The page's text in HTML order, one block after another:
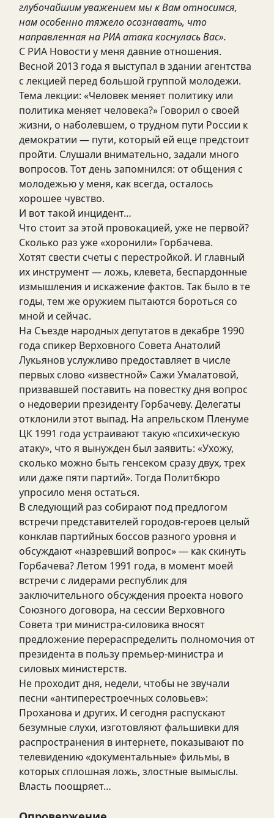
глубочайшим уважением мы к Вам относимся,
нам особенно тяжело осознавать, что
направленная на РИА атака коснулась Вас».
С РИА Новости у меня давние отношения.
Весной 2013 года я выступал в здании агентства
с лекцией перед большой группой молодежи.
Тема лекции: «Человек меняет политику или
политика меняет человека?» Говорил о своей
жизни, о наболевшем, о трудном пути России к
демократии — пути, который ей еще предстоит
пройти. Слушали внимательно, задали много
вопросов. Тот день запомнился: от общения с
молодежью у меня, как всегда, осталось
хорошее чувство.
И вот такой инцидент…
Что стоит за этой провокацией, уже не первой?
Сколько раз уже «хоронили» Горбачева.
Хотят свести счеты с перестройкой. И главный
их инструмент — ложь, клевета, беспардонные
измышления и искажение фактов. Так было в те
годы, тем же оружием пытаются бороться со
мной и сейчас.
На Съезде народных депутатов в декабре 1990
года спикер Верховного Совета Анатолий
Лукьянов услужливо предоставляет в числе
первых слово «известной» Сажи Умалатовой,
призвавшей поставить на повестку дня вопрос
о недоверии президенту Горбачеву. Делегаты
отклонили этот выпад. На апрельском Пленуме
ЦК 1991 года устраивают такую «психическую
атаку», что я вынужден был заявить: «Ухожу,
сколько можно быть генсеком сразу двух, трех
или даже пяти партий». Тогда Политбюро
упросило меня остаться.
В следующий раз собирают под предлогом
встречи представителей городов-героев целый
конклав партийных боссов разного уровня и
обсуждают «назревший вопрос» — как скинуть
Горбачева? Летом 1991 года, в момент моей
встречи с лидерами республик для
заключительного обсуждения проекта нового
Союзного договора, на сессии Верховного
Совета три министра-силовика вносят
предложение перераспределить полномочия от
президента в пользу премьер-министра и
силовых министерств.
Не проходит дня, недели, чтобы не звучали
песни «антиперестроечных соловьев»:
Проханова и других. И сегодня распускают
безумные слухи, изготовляют фальшивки для
распространения в интернете, показывают по
телевидению «документальные» фильмы, в
которых сплошная ложь, злостные вымыслы.
Власть поощряет…